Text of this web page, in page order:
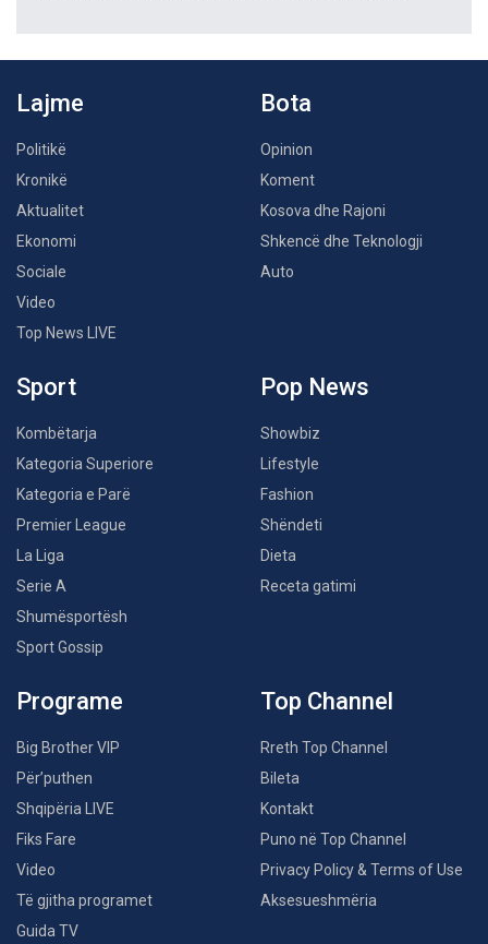
Lajme
Politikë
Kronikë
Aktualitet
Ekonomi
Sociale
Video
Top News LIVE
Bota
Opinion
Koment
Kosova dhe Rajoni
Shkencë dhe Teknologji
Auto
Sport
Kombëtarja
Kategoria Superiore
Kategoria e Parë
Premier League
La Liga
Serie A
Shumësportësh
Sport Gossip
Pop News
Showbiz
Lifestyle
Fashion
Shëndeti
Dieta
Receta gatimi
Programe
Big Brother VIP
Për’puthen
Shqipëria LIVE
Fiks Fare
Video
Të gjitha programet
Guida TV
Top Channel
Rreth Top Channel
Bileta
Kontakt
Puno në Top Channel
Privacy Policy & Terms of Use
Aksesueshmëria